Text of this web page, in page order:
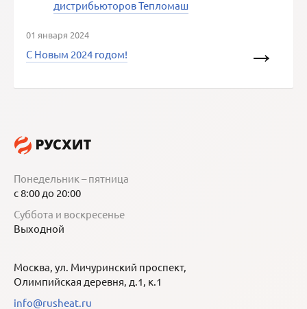
дистрибьюторов Тепломаш
01 января 2024
С Новым 2024 годом!
Москва, ул. Мичуринский проспект,
Олимпийская деревня, д.1, к.1
info@rusheat.ru
Понедельник – пятница
с 8:00 до 20:00
Суббота и воскресенье
Выходной